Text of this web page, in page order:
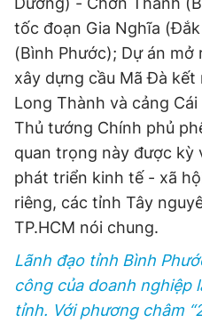
tốc đoạn Gia Nghĩa
(Bình Phước); Dự án
xây dựng cầu Mã Đà
Long Thành và cảng
Thủ tướng Chính phủ
quan trọng này được kỳ
phát triển kinh tế - xã
riêng, các tỉnh Tây
TP.HCM nói chung.
Lãnh đạo tỉnh Bình
công của doanh nghiệp
tỉnh. Với phương châm